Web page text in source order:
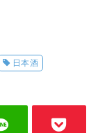
日本酒